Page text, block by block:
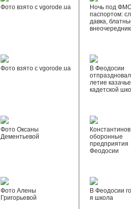
Фото взято с vgorode.ua
Фото взято с vgorode.ua
Фото Оксаны
Дементьевой
Фото Алены
Григорьевой
Ночь под
паспортом:
давка,
В Феодосии
летие
кадетской
оборонные
предприятия
Феодосии
В Феодосии
я школа